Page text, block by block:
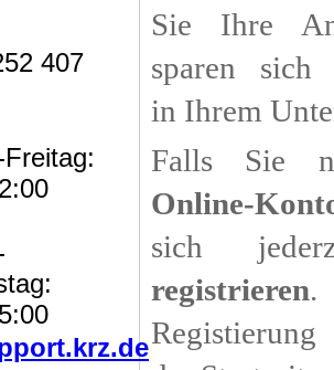
407
Sie Ihre
sparen sich
in Ihrem
Falls Sie
Online-
sich
registrieren.